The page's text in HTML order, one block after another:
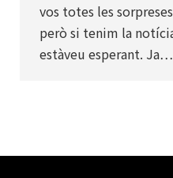
vos totes les
però si tenim la
estàveu esperant. Ja…